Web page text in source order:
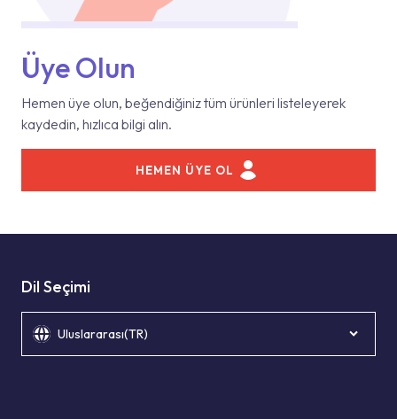
Üye Olun
Hemen üye olun, beğendiğiniz tüm ürünleri listeleyerek
kaydedin, hızlıca bilgi alın.
HEMEN ÜYE OL
Dil Seçimi
Uluslararası(TR)